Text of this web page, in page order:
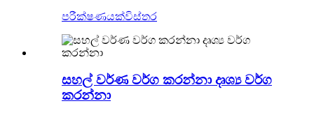
පරීක්ෂණයක්විස්තර
සහල් වර්ණ වර්ග කරන්නා දෘශ්‍ය වර්ග
කරන්නා